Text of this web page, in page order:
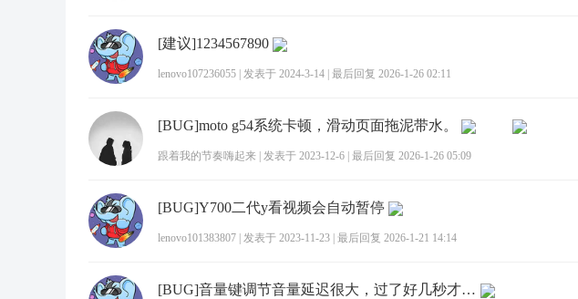
[建议]1234567890
lenovo107236055 发表于 2024-3-14 最后回复 2026-1-26 02:11
[BUG]moto g54系统卡顿，滑动页面拖泥带水。
跟着我的节奏嗨起来 发表于 2023-12-6 最后回复 2026-1-26 05:09
[BUG]Y700二代y看视频会自动暂停
lenovo101383807 发表于 2023-11-23 最后回复 2026-1-21 14:14
[BUG]音量键调节音量延迟很大，过了好几秒才出现音量条